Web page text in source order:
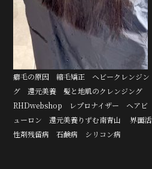
癖毛の原因 縮毛矯正 ヘビークレンジン
グ 還元美養 髪と地肌のクレンジング
RHDwebshop レプロナイザー ヘアビ
ューロン 還元美養りずむ南青山 界面活
性剤残留病 石鹸病 シリコン病